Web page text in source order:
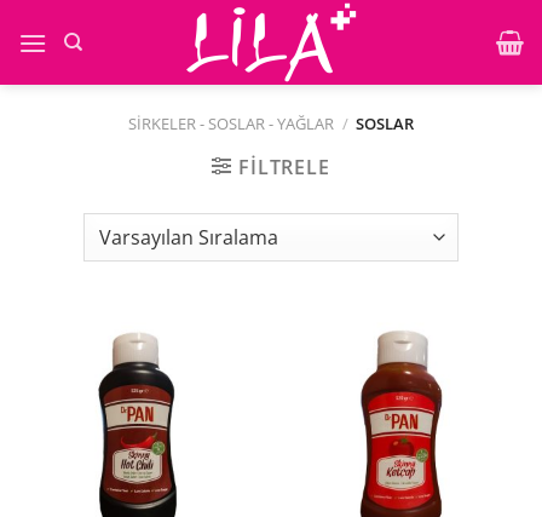
atla
SIRKELER - SOSLAR - YAĞLAR / SOSLAR
FILTRELE